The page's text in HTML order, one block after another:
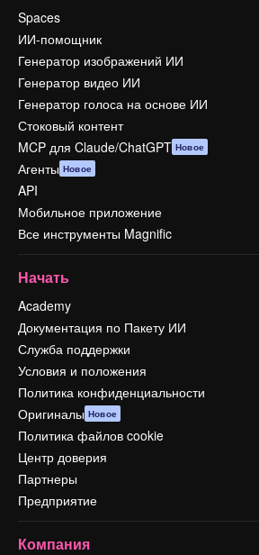
Spaces
ИИ-помощник
Генератор изображений ИИ
Генератор видео ИИ
Генератор голоса на основе ИИ
Стоковый контент
MCP для Claude/ChatGPT Новое
Агенты Новое
API
Мобильное приложение
Все инструменты Magnific
Начать
Academy
Документация по Пакету ИИ
Служба поддержки
Условия и положения
Политика конфиденциальности
Оригиналы Новое
Политика файлов cookie
Центр доверия
Партнеры
Предприятие
Компания